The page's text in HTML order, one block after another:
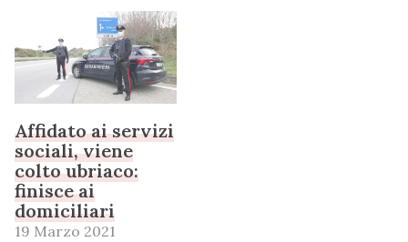
Affidato ai servizi
sociali, viene
colto ubriaco:
finisce ai
domiciliari
19 Marzo 2021